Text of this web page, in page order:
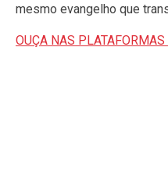
mesmo evangelho que
OUÇA NAS